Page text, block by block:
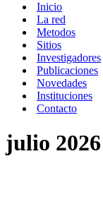
Inicio
La red
Metodos
Sitios
Investigadores
Publicaciones
Novedades
Instituciones
Contacto
julio 2026